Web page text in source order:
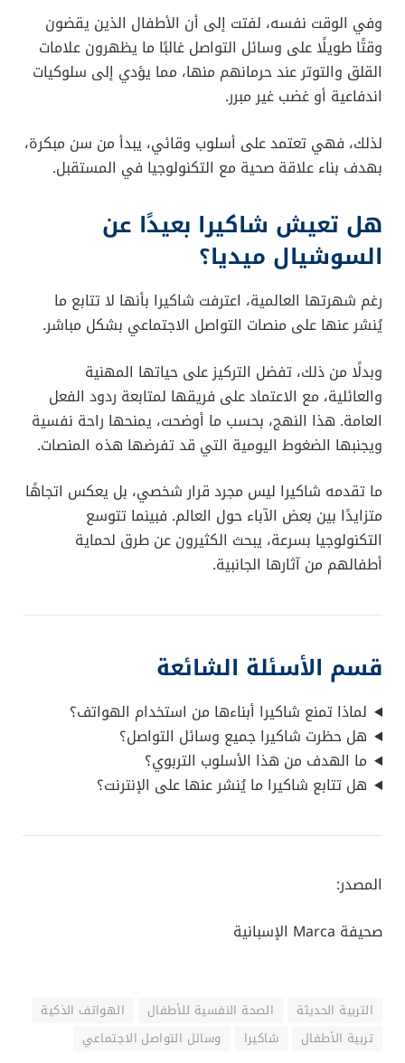
وفي الوقت نفسه، لفتت إلى أن الأطفال الذين يقضون
وقتًا طويلًا على وسائل التواصل غالبًا ما يظهرون علامات
القلق والتوتر عند حرمانهم منها، مما يؤدي إلى سلوكيات
اندفاعية أو غضب غير مبرر.
لذلك، فهي تعتمد على أسلوب وقائي، يبدأ من سن مبكرة،
بهدف بناء علاقة صحية مع التكنولوجيا في المستقبل.
هل تعيش شاكيرا بعيدًا عن
السوشيال ميديا؟
رغم شهرتها العالمية، اعترفت شاكيرا بأنها لا تتابع ما
يُنشر عنها على منصات التواصل الاجتماعي بشكل مباشر.
وبدلًا من ذلك، تفضل التركيز على حياتها المهنية
والعائلية، مع الاعتماد على فريقها لمتابعة ردود الفعل
العامة. هذا النهج، بحسب ما أوضحت، يمنحها راحة نفسية
ويجنبها الضغوط اليومية التي قد تفرضها هذه المنصات.
ما تقدمه شاكيرا ليس مجرد قرار شخصي، بل يعكس اتجاهًا
متزايدًا بين بعض الآباء حول العالم. فبينما تتوسع
التكنولوجيا بسرعة، يبحث الكثيرون عن طرق لحماية
أطفالهم من آثارها الجانبية.
قسم الأسئلة الشائعة
لماذا تمنع شاكيرا أبناءها من استخدام الهواتف؟
هل حظرت شاكيرا جميع وسائل التواصل؟
ما الهدف من هذا الأسلوب التربوي؟
هل تتابع شاكيرا ما يُنشر عنها على الإنترنت؟
المصدر:
صحيفة Marca الإسبانية
التربية الحديثة الصحة النفسية للأطفال
الهواتف الذكية
تربية الأطفال
شاكيرا وسائل التواصل الاجتماعي